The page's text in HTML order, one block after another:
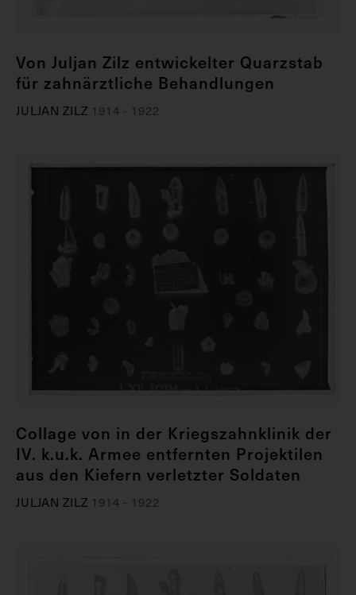
Von Juljan Zilz entwickelter Quarzstab
für zahnärztliche Behandlungen
JULJAN ZILZ 1914 - 1922
Collage von in der Kriegszahnklinik der
IV. k.u.k. Armee entfernten Projektilen
aus den Kiefern verletzter Soldaten
JULJAN ZILZ 1914 - 1922